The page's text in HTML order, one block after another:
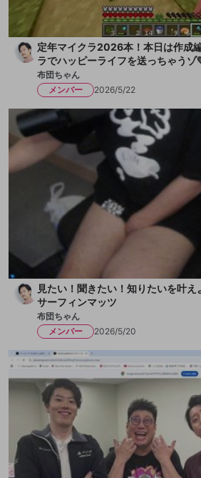
定年マイクラ2026本！本日は作成
ラでハッピーライフを送っちゃう
を一献、そして枇杷ゼリーをちびっと
布団ちゃん
メンバー
2026/5/22
見たい！聞きたい！知りたいを叶え
サーフィンマッツ
布団ちゃん
メンバー
2026/5/20